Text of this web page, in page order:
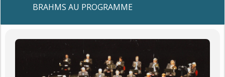
BRAHMS AU PROGRAMME